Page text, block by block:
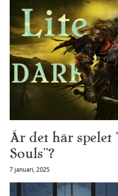
Är det här spelet
Souls”?
7 januari, 2025